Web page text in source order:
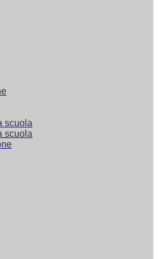
scuola
scuola